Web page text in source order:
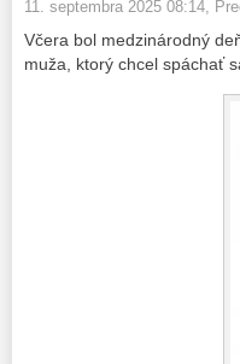
11. septembra 2025 08:14 ,
Včera bol medzinárodný
muža, ktorý chcel spáchať